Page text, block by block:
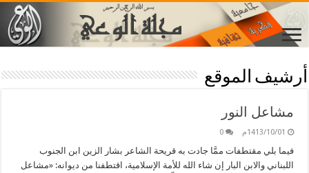
أرشيف الموقع
مشاعل النور
1413/10/01م 0
فيما بلي مقتطفات ممَّا جادت به قريحة الشاعر بشار الزين ابن الجنوب
اللبناني والابن البار إن شاء الله للأمة الإسلامية، اقتطفنا من ديوانه: «مشاعل